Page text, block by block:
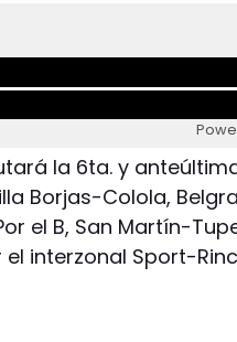
la 6ta. y
Borjas-Colola,
el B, San Martín-
interzonal Sport-